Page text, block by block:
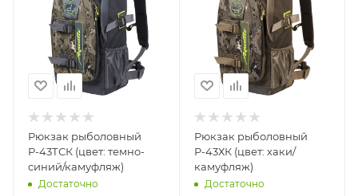
Рюкзак рыболовный
Р-43ТСК (цвет: темно-
синий/камуфляж)
Достаточно
Рюкзак рыболовный
Р-43ХК (цвет: хаки/
камуфляж)
Достаточно